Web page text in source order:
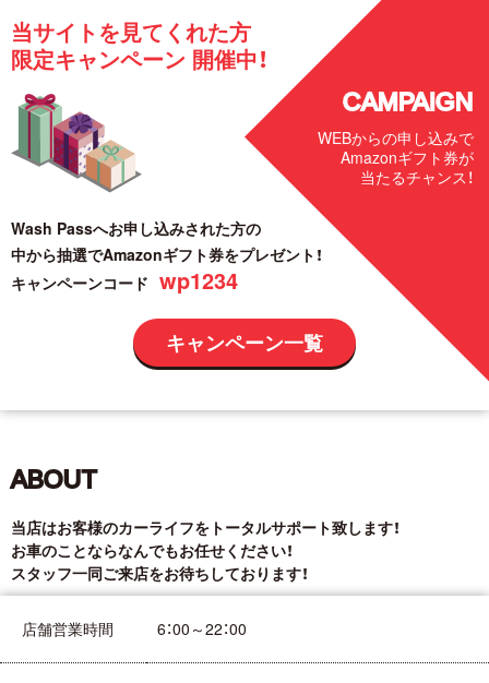
CAMPAIGN
WEBからの申し込みで
Amazonギフト券が
当たるチャンス！
当サイトを見てくれた方
限定キャンペーン 開催中！
Wash Passへお申し込みされた方の
中から抽選でAmazonギフト券をプレゼント！
キャンペーンコード wp1234
キャンペーン一覧
ABOUT
当店はお客様のカーライフをトータルサポート致します！
お車のことならなんでもお任せください！
スタッフ一同ご来店をお待ちしております！
店舗営業時間 6：00～22：00